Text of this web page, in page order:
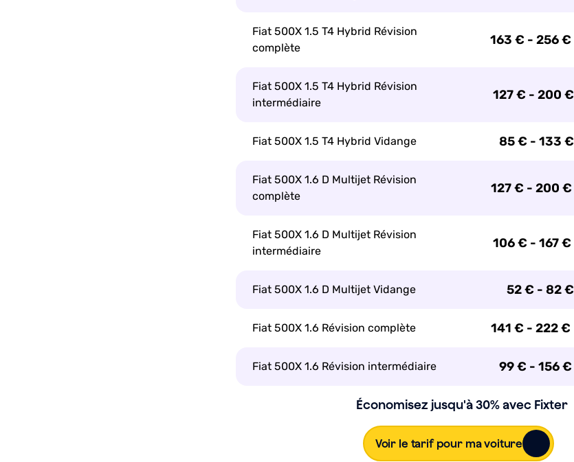
Fiat 500X 1.5 T4 Hybrid Révision
complète
163 € - 256 €
Fiat 500X 1.5 T4 Hybrid Révision
intermédiaire
127 € - 200 €
Fiat 500X 1.5 T4 Hybrid Vidange 85 € - 133 €
Fiat 500X 1.6 D Multijet Révision
complète
127 € - 200 €
Fiat 500X 1.6 D Multijet Révision
intermédiaire
106 € - 167 €
Fiat 500X 1.6 D Multijet Vidange 52 € - 82 €
Fiat 500X 1.6 Révision complète 141 € - 222 €
Fiat 500X 1.6 Révision intermédiaire 99 € - 156 €
Économisez jusqu'à 30% avec Fixter
Voir le tarif pour ma voiture